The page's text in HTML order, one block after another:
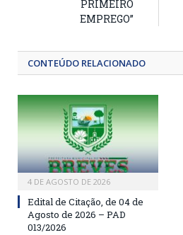
PRIMEIRO
EMPREGO”
CONTEÚDO RELACIONADO
4 DE AGOSTO DE 2026
Edital de Citação, de 04 de
Agosto de 2026 – PAD
013/2026